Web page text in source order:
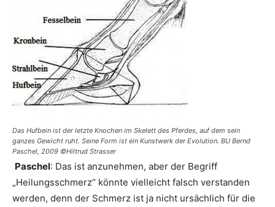
Das Hufbein ist der letzte Knochen im Skelett des Pferdes, auf dem sein
ganzes Gewicht ruht. Seine Form ist ein Kunstwerk der Evolution. BU Bernd
Paschel, 2009 ©Hiltrud Strasser
Paschel: Das ist anzunehmen, aber der Begriff
„Heilungsschmerz“ könnte vielleicht falsch verstanden
werden, denn der Schmerz ist ja nicht ursächlich für die